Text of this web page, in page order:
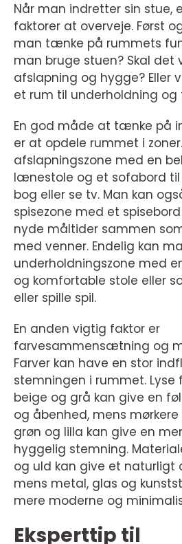
Når man indretter sin stue,
faktorer at overveje. Først
man tænke på rummets
man bruge stuen? Skal
afslapning og hygge? Eller
et rum til underholdning og
En god måde at tænke på
er at opdele rummet i
afslapningszone med en
lænestole og et sofabord
bog eller se tv. Man kan
spisezone med et
nyde måltider sammen
med venner. Endelig kan
underholdningszone med
og komfortable stole eller
eller spille spil.
En anden vigtig faktor er
farvesammensætning og
Farver kan have en stor
stemningen i rummet. Lyse
beige og grå kan give en
og åbenhed, mens
grøn og lilla kan give en
hyggelig stemning.
og uld kan give et naturligt
mens metal, glas og
mere moderne og
Eksperttip til